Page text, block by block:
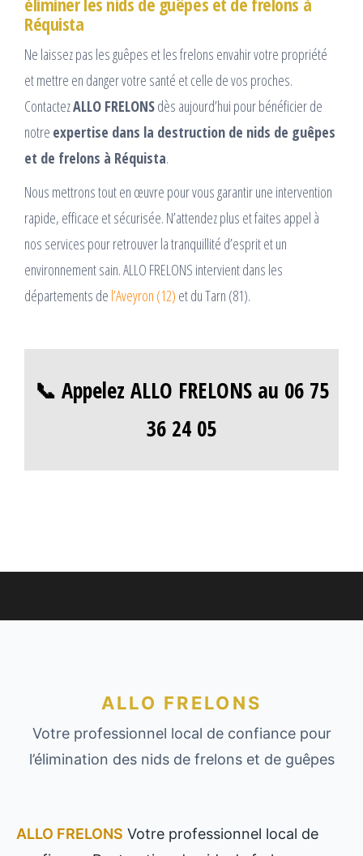
Réquista
Ne laissez pas les guêpes et les frelons envahir votre propriété
et mettre en danger votre santé et celle de vos proches.
ContactezALLO FRELONSdès aujourd’hui pour bénéficier de
notre expertise dans la destruction de nids de guêpes
et de frelons à Réquista.
Nous mettrons tout en œuvre pour vous garantir une intervention
rapide, efficace et sécurisée. N’attendez plus et faites appel à
nos services pour retrouver la tranquillité d’esprit et un
environnement sain. ALLO FRELONS intervient dans les
départements de l’Aveyron (12) et du Tarn (81).
📞 Appelez ALLO FRELONS au 06 75
36 24 05
ALLO FRELONS
Votre professionnel local de confiance pour
l’élimination des nids de frelons et de guêpes
ALLO FRELONS Votre professionnel local de